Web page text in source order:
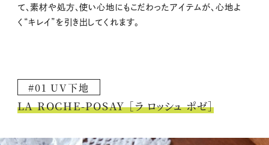
て、素材や処方、使い心地にもこだわったアイテムが、心地よ
く“キレイ”を引き出してくれます。
#01 UV下地
LA ROCHE-POSAY ［ラ ロッシュ ポゼ］